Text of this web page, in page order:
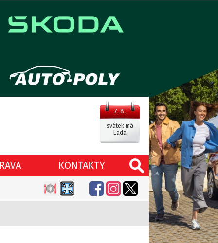
7. 8.
svátek má
Lada
KONTAKTY